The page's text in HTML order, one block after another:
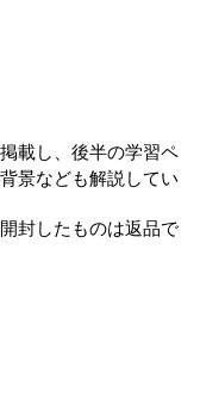
載し、後半の学習ペ
景なども解説してい
封したものは返品で